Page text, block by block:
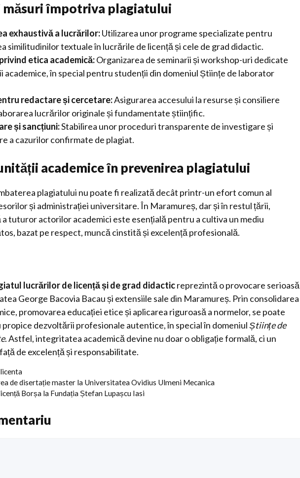
măsuri împotriva plagiatului
exhaustivă a lucrărilor:Utilizarea unor programe specializate pentru
similitudinilor textuale în lucrările de licență și cele de grad didactic.
etica academică:Organizarea de seminarii și workshop-uri dedicate
în special pentru studenții din domeniul Științe de laborator
redactare și cercetare:Asigurarea accesului la resurse și consiliere
lucrărilor originale și fundamentate științific.
și sancțiuni:Stabilirea unor proceduri transparente de investigare și
a cazurilor confirmate de plagiat.
academice în prevenirea plagiatului
plagiatului nu poate fi realizată decât printr-un efort comun al
și administrației universitare. În Maramureș, dar și în restul țării,
tuturor actorilor academici este esențială pentru a cultiva un mediu
bazat pe respect, muncă cinstită și excelență profesională.
lucrărilor de licență și de grad didacticreprezintă o provocare serioasă
George Bacovia Bacau și extensiile sale din Maramureș. Prin consolidarea
promovarea educației etice și aplicarea riguroasă a normelor, se poate
propice dezvoltării profesionale autentice, în special în domeniulȘtiințe de
. Astfel, integritatea academică devine nu doar o obligație formală, ci un
de excelență și responsabilitate.
de disertație master la Universitatea Ovidius Ulmeni Mecanica
Borșa la Fundația Ștefan Lupașcu Iasi